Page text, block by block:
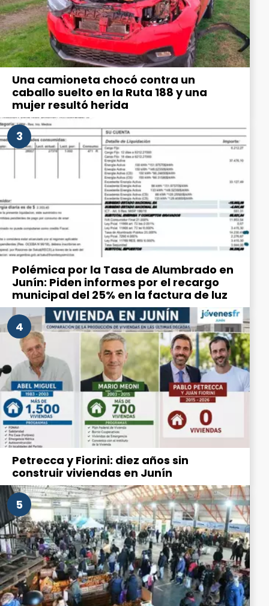
Una camioneta chocó contra un
caballo suelto en la Ruta 188 y una
mujer resultó herida
3
Polémica por la Tasa de Alumbrado en
Junín: Piden informes por el recargo
municipal del 25% en la factura de luz
4
Petrecca y Fiorini: diez años sin
construir viviendas en Junín
5